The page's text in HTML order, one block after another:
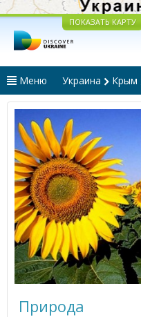
ПОКАЗАТЬ КАРТУ
Меню Украина Крым
Природа